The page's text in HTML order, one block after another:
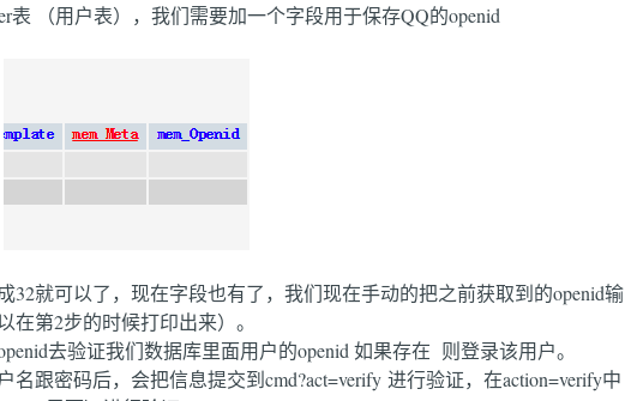
表 （用户表），我们需要加一个字段用于保存QQ的openid
32就可以了，现在字段也有了，我们现在手动的把之前获取到的openid输
第2步的时候打印出来）。
去验证我们数据库里面用户的openid 如果存在 则登录该用户。
跟密码后，会把信息提交到cmd?act=verify 进行验证，在action=verify中